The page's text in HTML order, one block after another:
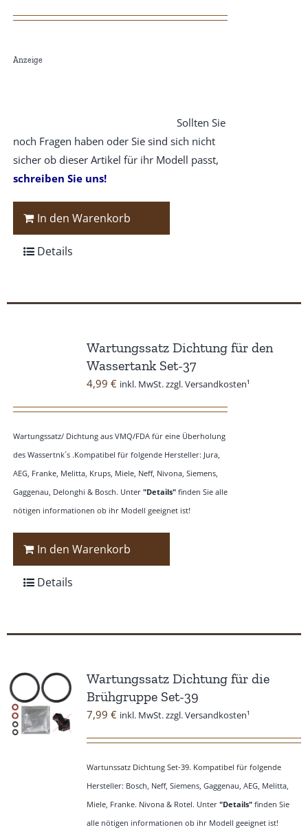
Anzeige
Sollten Sie
noch Fragen haben oder Sie sind sich nicht
sicher ob dieser Artikel für ihr Modell passt,
schreiben Sie uns!
In den Warenkorb
Details
Wartungssatz Dichtung für den
Wassertank Set-37
4,99 € inkl. MwSt. zzgl. Versandkosten¹
Wartungssatz/ Dichtung aus VMQ/FDA für eine Überholung
des Wassertnk´s .Kompatibel für folgende Hersteller: Jura,
AEG, Franke, Melitta, Krups, Miele, Neff, Nivona, Siemens,
Gaggenau, Delonghi & Bosch. Unter "Details"finden Sie alle
nötigen informationen ob ihr Modell geeignet ist!
In den Warenkorb
Details
Wartungssatz Dichtung für die
Brühgruppe Set-39
7,99 € inkl. MwSt. zzgl. Versandkosten¹
Wartunssatz Dichtung Set-39. Kompatibel für folgende
Hersteller: Bosch, Neff, Siemens, Gaggenau, AEG, Melitta,
Miele, Franke. Nivona & Rotel. Unter "Details"finden Sie
alle nötigen informationen ob ihr Modell geeignet ist!